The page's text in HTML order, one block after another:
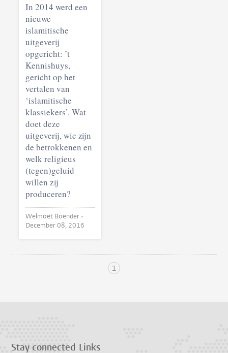
In 2014 werd een
nieuwe
islamitische
uitgeverij
opgericht: ’t
Kennishuys,
gericht op het
vertalen van
‘islamitische
klassiekers’. Wat
doet deze
uitgeverij, wie zijn
de betrokkenen en
welk religieus
(tegen)geluid
willen zij
produceren?
Welmoet Boender •
December 08, 2016
1
Stay connected Links